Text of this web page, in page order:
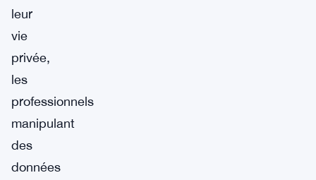
leur
vie
privée,
les
professionnels
manipulant
des
données